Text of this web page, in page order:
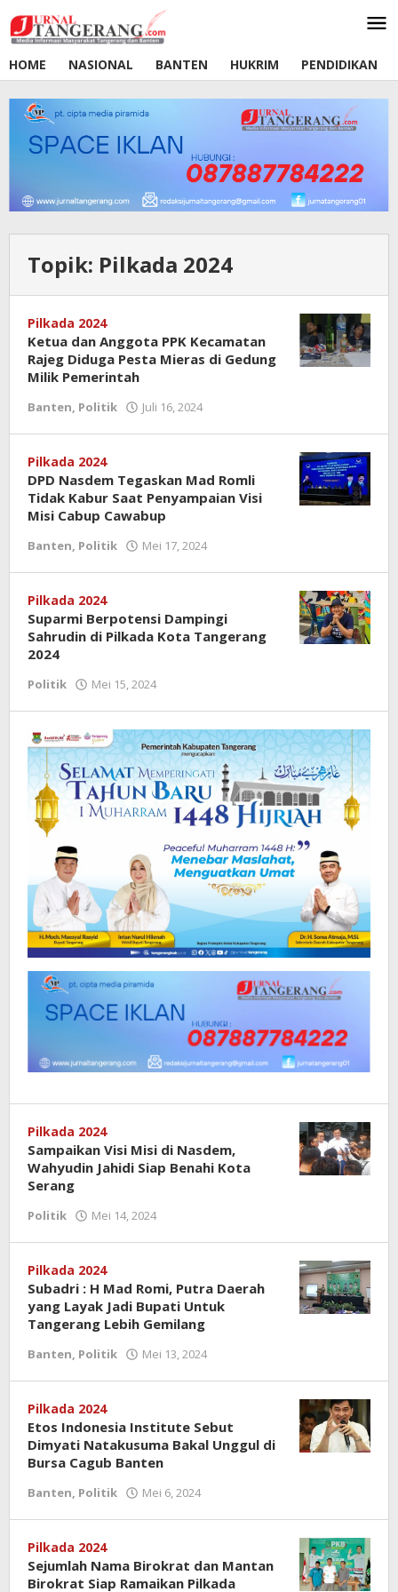
ke
konten
HOME
NASIONAL BANTEN HUKRIM PENDIDIKAN
Topik: Pilkada 2024
Pilkada 2024
Ketua dan Anggota PPK Kecamatan
Rajeg Diduga Pesta Mieras di Gedung
Milik Pemerintah
Banten, Politik Juli 16, 2024
Pilkada 2024
DPD Nasdem Tegaskan Mad Romli
Tidak Kabur Saat Penyampaian Visi
Misi Cabup Cawabup
Banten, Politik Mei 17, 2024
Pilkada 2024
Suparmi Berpotensi Dampingi
Sahrudin di Pilkada Kota Tangerang
2024
Politik Mei 15, 2024
Pilkada 2024
Sampaikan Visi Misi di Nasdem,
Wahyudin Jahidi Siap Benahi Kota
Serang
Politik Mei 14, 2024
Pilkada 2024
Subadri : H Mad Romi, Putra Daerah
yang Layak Jadi Bupati Untuk
Tangerang Lebih Gemilang
Banten, Politik Mei 13, 2024
Pilkada 2024
Etos Indonesia Institute Sebut
Dimyati Natakusuma Bakal Unggul di
Bursa Cagub Banten
Banten, Politik Mei 6, 2024
Pilkada 2024
Sejumlah Nama Birokrat dan Mantan
Birokrat Siap Ramaikan Pilkada